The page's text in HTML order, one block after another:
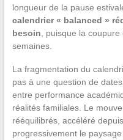
longueur de la pause
calendrier « balanced »
besoin , puisque la
semaines.
La fragmentation du
pas à une question de
entre performance
réalités familiales. Le
rééquilibrés, accéléré
progressivement le